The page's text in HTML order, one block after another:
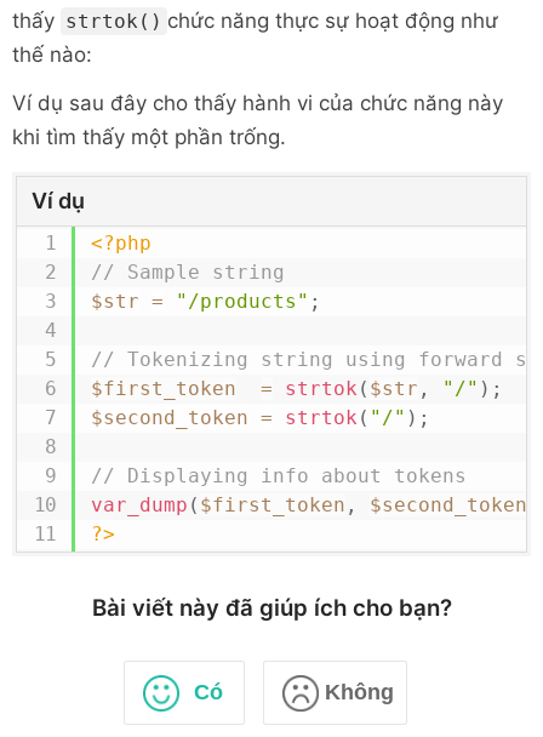
thấy strtok() chức năng thực sự hoạt động như
thế nào:
Ví dụ sau đây cho thấy hành vi của chức năng này
khi tìm thấy một phần trống.
Ví dụ
<?php
// Sample string
$str = "/products" ;
// Tokenizing string using forward
$first_token
= strtok ( $str , "/" ) ;
$second_token = strtok ( "/" ) ;
// Displaying info about tokens
var_dump ( $first_token , $second_token
?>
Bài viết này đã giúp ích cho bạn?
Có Không